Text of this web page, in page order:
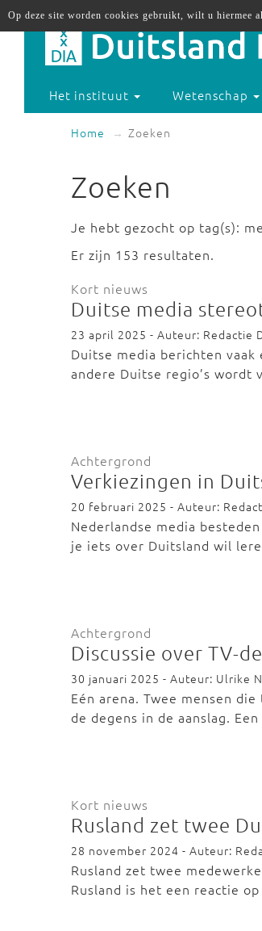
Het instituut Wetenschap
Home Zoeken
Zoeken
Je hebt gezocht op tag(s):
Er zijn 153 resultaten.
Kort nieuws
Duitse media
23 april 2025 - Auteur: Redactie
Duitse media berichten
andere Duitse regio’s
Achtergrond
Verkiezingen in
20 februari 2025 - Auteur:
Nederlandse media
je iets over Duitsland wil
Achtergrond
Discussie over TV-
30 januari 2025 - Auteur: Ulrike
Eén arena. Twee mensen
de degens in de aanslag.
Kort nieuws
Rusland zet twee
28 november 2024 - Auteur:
Rusland zet twee
Rusland is het een reactie
Op deze site worden cookies gebruikt, wilt u hiermee